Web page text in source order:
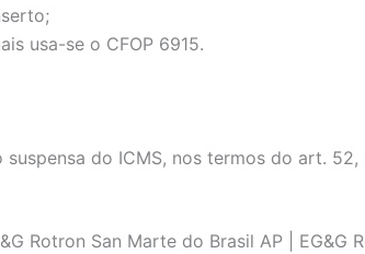
usa-se o CFOP 6915.
do ICMS, nos termos do art. 52,
Rotron San Marte do Brasil AP | EG&G